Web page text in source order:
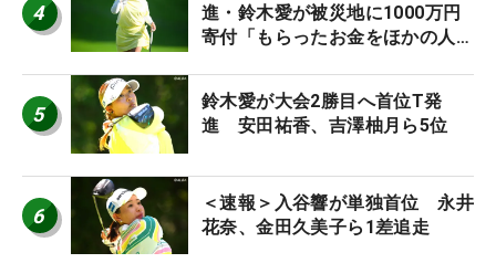
4
進・鈴木愛が被災地に1000万円
寄付「もらったお金をほかの人
5
鈴木愛が大会2勝目へ首位T発
進 安田祐香、吉澤柚月ら5位
6
＜速報＞入谷響が単独首位 永井
花奈、金田久美子ら1差追走